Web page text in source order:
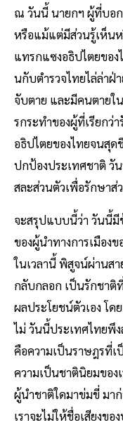
ณ วันนี้ นายกฯ ผู้ที่บอก
หรือแม้แต่มีส่วนรู้เห็นห
แทรกแซงอธิปไตยของ
นกับตํารวจไทยไล่ล่าฝ่
จับตาย และมีคนตายใ
รกระทําของผู้ที่เรียกว่
อธิปไตยของไทยจนสุ
ปกป้องประเทศชาติ วั
สละส่วนตัวเพื่อรักษาส่
จะสรุปแบบนี้ว่า วันนี้มี
ของผู้นําทางการเมือง
ในเวลานี้ พิสูจน์ผ่านส
กลับกลอก เป็นรักชาติ
ผลประโยชน์ตัวเอง โ
ไม่ วันนี้ประเทศไทยพึ
คือความเป็นราษฎรที่เ
ความเป็นชาตินิยมของ
ผู้นําชาติใดมาข่มขี่ มา
เราจะไม่ให้ชื่อเสียงข